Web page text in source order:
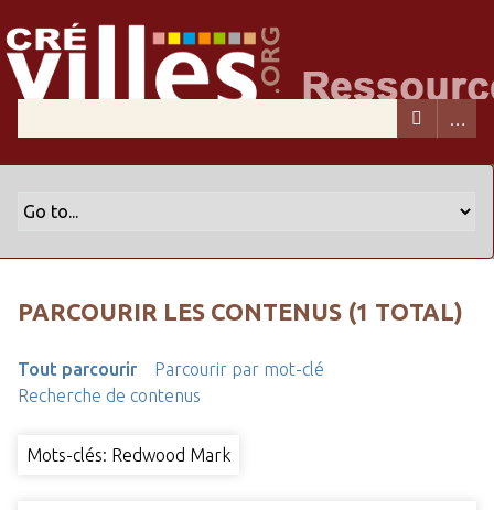
PARCOURIR LES CONTENUS (1 TOTAL)
Tout parcourir
Parcourir par mot-clé
Recherche de contenus
Mots-clés: Redwood Mark